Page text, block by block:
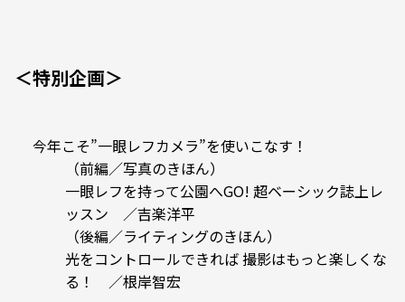
＜特別企画＞
今年こそ”一眼レフカメラ”を使いこなす！
（前編／写真のきほん）
一眼レフを持って公園へGO! 超ベーシック誌上レ
ッスン ／吉楽洋平
（後編／ライティングのきほん）
光をコントロールできれば 撮影はもっと楽しくな
る！ ／根岸智宏